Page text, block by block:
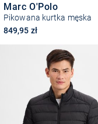
Marc O'Polo
Pikowana kurtka męska
849,95 zł